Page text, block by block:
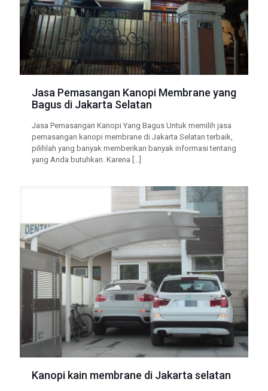
Jasa Pemasangan Kanopi Membrane yang
Bagus di Jakarta Selatan
Jasa Pemasangan Kanopi Yang Bagus Untuk memilih jasa
pemasangan kanopi membrane di Jakarta Selatan terbaik,
pilihlah yang banyak memberikan banyak informasi tentang
yang Anda butuhkan. Karena […]
Kanopi kain membrane di Jakarta selatan